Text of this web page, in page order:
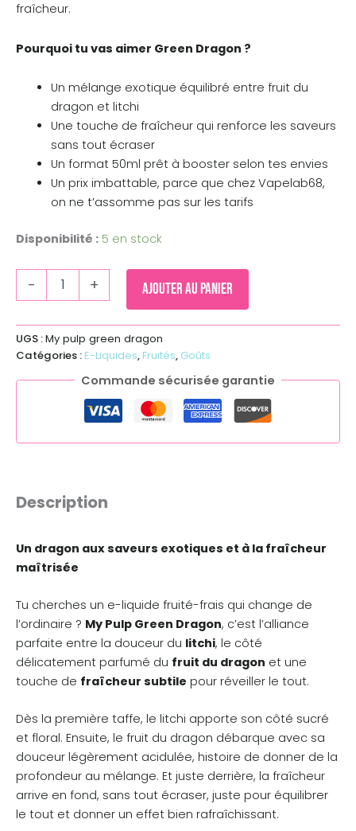
fraîcheur.
Pourquoi tu vas aimer Green Dragon ?
Un mélange exotique équilibré entre fruit du
dragon et litchi
Une touche de fraîcheur qui renforce les saveurs
sans tout écraser
Un format 50ml prêt à booster selon tes envies
Un prix imbattable, parce que chez Vapelab68,
on ne t’assomme pas sur les tarifs
Disponibilité : 5 en stock
- + Ajouter au panier
UGS :My pulp green dragon
Catégories : E-Liquides, Fruités, Goûts
Commande sécurisée garantie
Description
Un dragon aux saveurs exotiques et à la fraîcheur
maîtrisée
Tu cherches un e-liquide fruité-frais qui change de
l’ordinaire ? My Pulp Green Dragon, c’est l’alliance
parfaite entre la douceur du litchi, le côté
délicatement parfumé du fruit du dragon et une
touche de fraîcheur subtile pour réveiller le tout.
Dès la première taffe, le litchi apporte son côté sucré
et floral. Ensuite, le fruit du dragon débarque avec sa
douceur légèrement acidulée, histoire de donner de la
profondeur au mélange. Et juste derrière, la fraîcheur
arrive en fond, sans tout écraser, juste pour équilibrer
le tout et donner un effet bien rafraîchissant.